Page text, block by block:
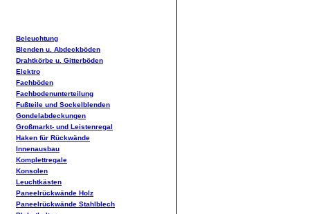
Beleuchtung
Blenden u. Abdeckböden
Drahtkörbe u. Gitterböden
Elektro
Fachböden
Fachbodenunterteilung
Fußteile und Sockelblenden
Gondelabdeckungen
Großmarkt- und Leistenregal
Haken für Rückwände
Innenausbau
Komplettregale
Konsolen
Leuchtkästen
Paneelrückwände Holz
Paneelrückwände Stahlblech